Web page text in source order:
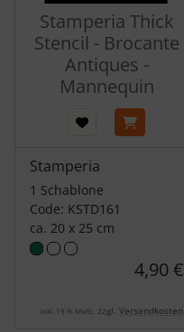
Stamperia Thick
Stencil - Brocante
Antiques -
Mannequin
Stamperia
1 Schablone
Code: KSTD161
ca. 20 x 25 cm
4,90 €
inkl. 19 % MwSt. zzgl. Versandkosten